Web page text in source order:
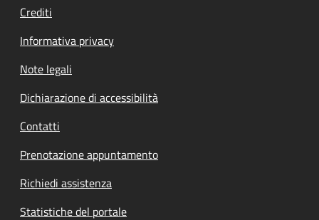
Crediti
Informativa privacy
Note legali
Dichiarazione di accessibilità
Contatti
Prenotazione appuntamento
Richiedi assistenza
Statistiche del portale